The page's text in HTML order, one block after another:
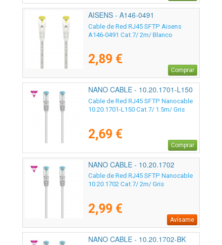
AISENS - A146-0491
Cable de Red RJ45 SFTP Aisens
A146-0491 Cat.7/ 2m/ Blanco
2,89 €
Comprar
NANO CABLE - 10.20.1701-L150
Cable de Red RJ45 SFTP Nanocable
10.20.1701-L150 Cat.7/ 1.5m/ Gris
2,69 €
Comprar
NANO CABLE - 10.20.1702
Cable de Red RJ45 SFTP Nanocable
10.20.1702 Cat.7/ 2m/ Gris
2,99 €
Avísame
NANO CABLE - 10.20.1702-BK